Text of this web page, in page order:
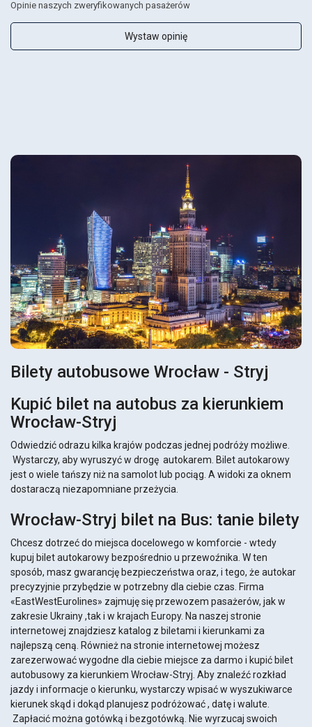
Opinie naszych zweryfikowanych pasażerów
Wystaw opinię
Bilety autobusowe Wrocław - Stryj
Kupić bilet na autobus za kierunkiem
Wrocław-Stryj
Odwiedzić odrazu kilka krajów podczas jednej podróży możliwe.
Wystarczy, aby wyruszyć w drogę autokarem. Bilet autokarowy
jest o wiele tańszy niż na samolot lub pociąg. A widoki za oknem
dostaraczą niezapomniane przeżycia.
Wrocław-Stryj bilet na Bus: tanie bilety
Chcesz dotrzeć do miejsca docelowego w komforcie - wtedy
kupuj bilet autokarowy bezpośrednio u przewoźnika. W ten
sposób, masz gwarancję bezpieczeństwa oraz, i tego, że autokar
precyzyjnie przybędzie w potrzebny dla ciebie czas. Firma
«EastWestEurolines» zajmuję się przewozem pasażerów, jak w
zakresie Ukrainy ,tak i w krajach Europy. Na naszej stronie
internetowej znajdziesz katalog z biletami i kierunkami za
najlepszą ceną. Również na stronie internetowej możesz
zarezerwować wygodne dla ciebie miejsce za darmo i kupić bilet
autobusowy za kierunkiem Wrocław-Stryj. Aby znaleźć rozkład
jazdy i informacje o kierunku, wystarczy wpisać w wyszukiwarce
kierunek skąd i dokąd planujesz podróżować , datę i walute.
Zapłacić można gotówką i bezgotówką. Nie wyrzucaj swoich